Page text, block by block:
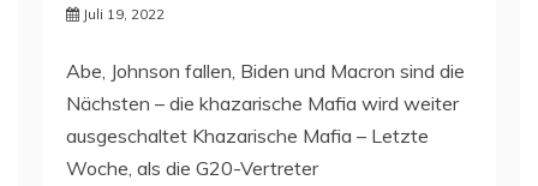
Juli 19, 2022
Abe, Johnson fallen, Biden und Macron sind die
Nächsten – die khazarische Mafia wird weiter
ausgeschaltet Khazarische Mafia – Letzte
Woche, als die G20-Vertreter